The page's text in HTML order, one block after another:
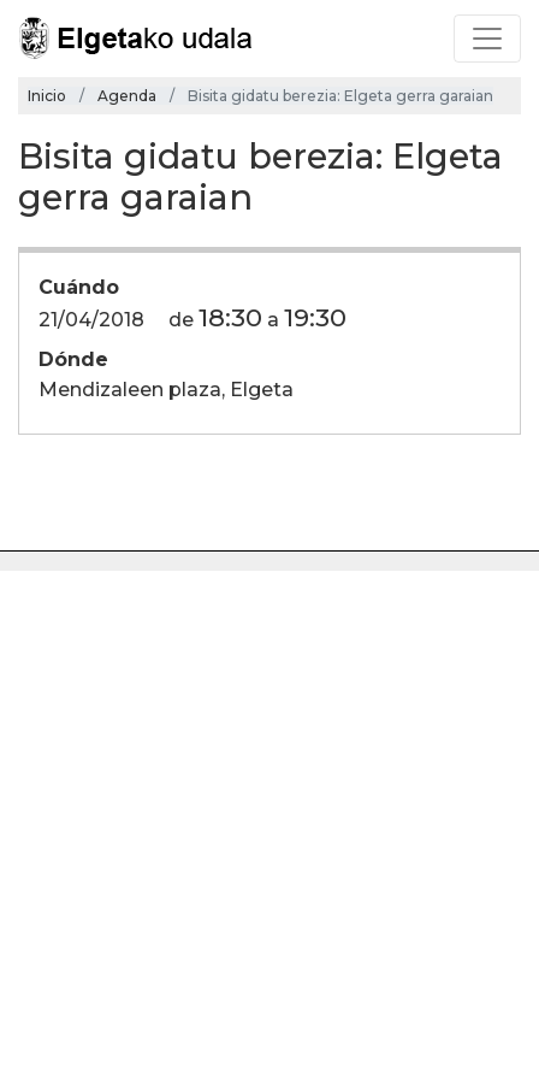
Inicio Agenda Bisita gidatu berezia: Elgeta gerra garaian
Bisita gidatu berezia: Elgeta
gerra garaian
Cuándo
21/04/2018
de 18:30 a 19:30
Dónde
Mendizaleen plaza, Elgeta